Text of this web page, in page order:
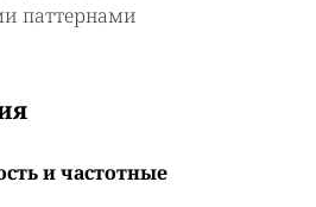
паттернами
и частотные